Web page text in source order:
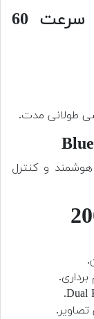
5. فیلم برداری Full HD با سرعت 60
طولانی مدت.
و کنترل